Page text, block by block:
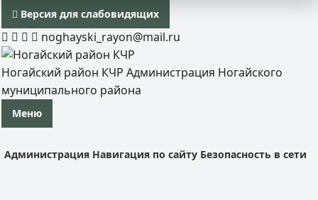
Версия для слабовидящих
noghayski_rayon@mail.ru
Ногайский район КЧР Администрация Ногайского
муниципального района
Меню
Администрация Навигация по сайту Безопасность в сети